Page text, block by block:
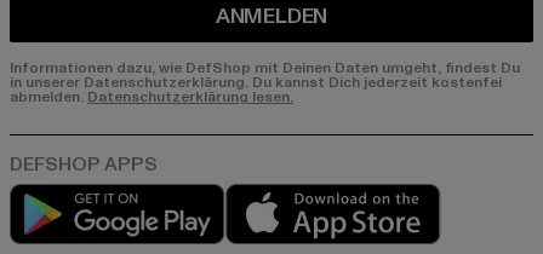
ANMELDEN
Informationen dazu, wie DefShop mit Deinen Daten umgeht, findest Du
in unserer Datenschutzerklärung. Du kannst Dich jederzeit kostenfei
abmelden. Datenschutzerklärung lesen.
Play market